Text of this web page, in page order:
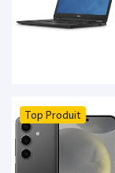
Top Produit